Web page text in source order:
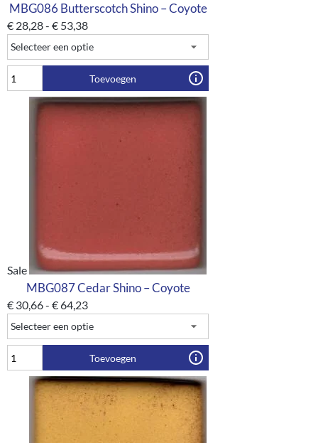
MBG086 Butterscotch Shino – Coyote
€ 28,28- € 53,38
Toevoegen
Sale
MBG087 Cedar Shino – Coyote
€ 30,66- €64,23
Toevoegen